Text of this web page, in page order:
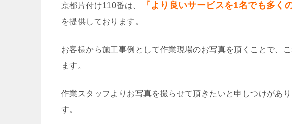
京都片付け110番は、 『より良いサービスを1名でも多く
を提供しております。
お客様から施工事例として作業現場のお写真を頂くことで、
ます。
作業スタッフよりお写真を撮らせて頂きたいと申しつけがあ
す。